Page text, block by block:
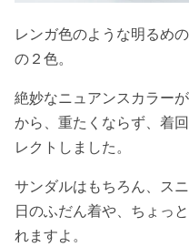
レンガ色のような明るめの
の２色。
絶妙なニュアンスカラー
から、重たくならず、着
レクトしました。
サンダルはもちろん、ス
日のふだん着や、ちょっ
れますよ。